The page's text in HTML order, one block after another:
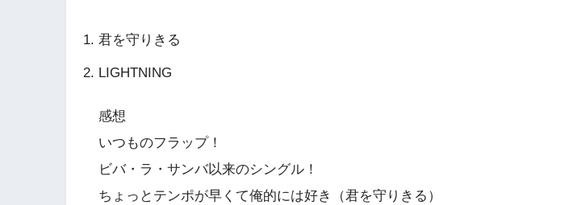
君を守りきる
LIGHTNING
感想
いつものフラップ！
ビバ・ラ・サンバ以来のシングル！
ちょっとテンポが早くて俺的には好き（君を守りきる）